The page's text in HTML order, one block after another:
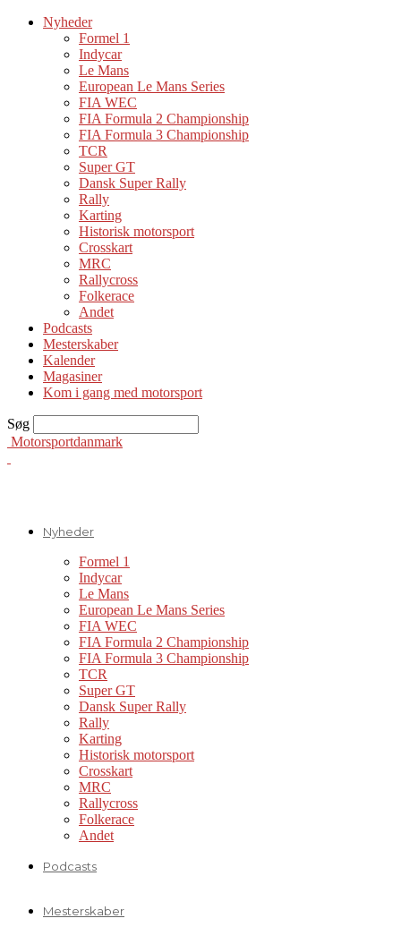
Nyheder
Formel 1
Indycar
Le Mans
European Le Mans Series
FIA WEC
FIA Formula 2 Championship
FIA Formula 3 Championship
TCR
Super GT
Dansk Super Rally
Rally
Karting
Historisk motorsport
Crosskart
MRC
Rallycross
Folkerace
Andet
Podcasts
Mesterskaber
Kalender
Magasiner
Kom i gang med motorsport
Søg
Motorsportdanmark
Nyheder
Formel 1
Indycar
Le Mans
European Le Mans Series
FIA WEC
FIA Formula 2 Championship
FIA Formula 3 Championship
TCR
Super GT
Dansk Super Rally
Rally
Karting
Historisk motorsport
Crosskart
MRC
Rallycross
Folkerace
Andet
Podcasts
Mesterskaber